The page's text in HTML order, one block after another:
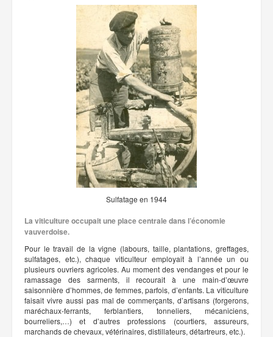
Sulfatage en 1944
La viticulture occupait une place centrale dans l’économie
vauverdoise.
Pour le travail de la vigne (labours, taille, plantations, greffages,
sulfatages, etc.), chaque viticulteur employait à l’année un ou
plusieurs ouvriers agricoles. Au moment des vendanges et pour le
ramassage des sarments, il recourait à une main-d’œuvre
saisonnière d’hommes, de femmes, parfois, d’enfants. La viticulture
faisait vivre aussi pas mal de commerçants, d’artisans (forgerons,
maréchaux-ferrants, ferblantiers, tonneliers, mécaniciens,
bourreliers,…) et d’autres professions (courtiers, assureurs,
marchands de chevaux, vétérinaires, distillateurs, détartreurs, etc.).